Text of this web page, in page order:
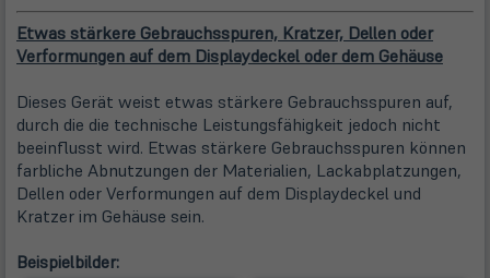
Etwas stärkere Gebrauchsspuren, Kratzer, Dellen oder
Verformungen auf dem Displaydeckel oder dem Gehäuse
Dieses Gerät weist etwas stärkere Gebrauchsspuren auf,
durch die die technische Leistungsfähigkeit jedoch nicht
beeinflusst wird. Etwas stärkere Gebrauchsspuren können
farbliche Abnutzungen der Materialien, Lackabplatzungen,
Dellen oder Verformungen auf dem Displaydeckel und
Kratzer im Gehäuse sein.
Beispielbilder: